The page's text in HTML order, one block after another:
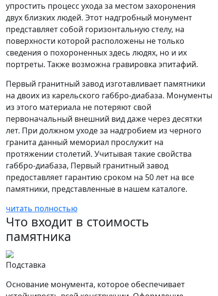
упростить процесс ухода за местом захоронения
двух близких людей. Этот надгробный монумент
представляет собой горизонтальную стелу, на
поверхности которой расположены не только
сведения о похороненных здесь людях, но и их
портреты. Также возможна гравировка эпитафий.
Первый гранитный завод изготавливает памятники
на двоих из карельского габбро-диабаза. Монументы
из этого материала не потеряют свой
первоначальный внешний вид даже через десятки
лет. При должном уходе за надгробием из черного
гранита данный мемориал прослужит на
протяжении столетий. Учитывая такие свойства
габбро-диабаза, Первый гранитный завод
предоставляет гарантию сроком на 50 лет на все
памятники, представленные в нашем каталоге.
читать полностью
Что входит в стоимость
памятника
Подставка
Основание монумента, которое обеспечивает